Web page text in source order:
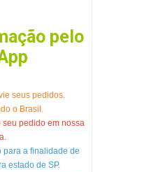
pelo
seus pedidos.
o Brasil.
seu pedido em nossa
para a finalidade de
estado de SP.